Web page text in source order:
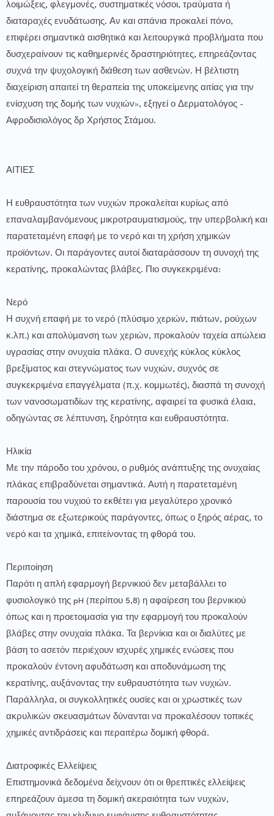
λοιμώξεις, φλεγμονές, συστηματικές νόσοι, τραύματα ή
διαταραχές ενυδάτωσης. Αν και σπάνια προκαλεί πόνο,
επιφέρει σημαντικά αισθητικά και λειτουργικά προβλήματα που
δυσχεραίνουν τις καθημερινές δραστηριότητες, επηρεάζοντας
συχνά την ψυχολογική διάθεση των ασθενών. Η βέλτιστη
διαχείριση απαιτεί τη θεραπεία της υποκείμενης αιτίας για την
ενίσχυση της δομής των νυχιών», εξηγεί ο Δερματολόγος -
Αφροδισιολόγος δρ Χρήστος Στάμου.
ΑΙΤΙΕΣ
Η ευθραυστότητα των νυχιών προκαλείται κυρίως από
επαναλαμβανόμενους μικροτραυματισμούς, την υπερβολική και
παρατεταμένη επαφή με το νερό και τη χρήση χημικών
προϊόντων. Οι παράγοντες αυτοί διαταράσσουν τη συνοχή της
κερατίνης, προκαλώντας βλάβες. Πιο συγκεκριμένα:
Νερό
Η συχνή επαφή με το νερό (πλύσιμο χεριών, πιάτων, ρούχων
κ.λπ.) και απολύμανση των χεριών, προκαλούν ταχεία απώλεια
υγρασίας στην ονυχαία πλάκα. Ο συνεχής κύκλος κύκλος
βρεξίματος και στεγνώματος των νυχιών, συχνός σε
συγκεκριμένα επαγγέλματα (π.χ. κομμωτές), διασπά τη συνοχή
των νανοσωματιδίων της κερατίνης, αφαιρεί τα φυσικά έλαια,
οδηγώντας σε λέπτυνση, ξηρότητα και ευθραυστότητα.
Ηλικία
Με την πάροδο του χρόνου, ο ρυθμός ανάπτυξης της ονυχαίας
πλάκας επιβραδύνεται σημαντικά. Αυτή η παρατεταμένη
παρουσία του νυχιού το εκθέτει για μεγαλύτερο χρονικό
διάστημα σε εξωτερικούς παράγοντες, όπως ο ξηρός αέρας, το
νερό και τα χημικά, επιτείνοντας τη φθορά του.
Περιποίηση
Παρότι η απλή εφαρμογή βερνικιού δεν μεταβάλλει το
φυσιολογικό της pH (περίπου 5,8) η αφαίρεση του βερνικιού
όπως και η προετοιμασία για την εφαρμογή του προκαλούν
βλάβες στην ονυχαία πλάκα. Τα βερνίκια και οι διαλύτες με
βάση το ασετόν περιέχουν ισχυρές χημικές ενώσεις που
προκαλούν έντονη αφυδάτωση και αποδυνάμωση της
κερατίνης, αυξάνοντας την ευθραυστότητα των νυχιών.
Παράλληλα, οι συγκολλητικές ουσίες και οι χρωστικές των
ακρυλικών σκευασμάτων δύνανται να προκαλέσουν τοπικές
χημικές αντιδράσεις και περαιτέρω δομική φθορά.
Διατροφικές Ελλείψεις
Επιστημονικά δεδομένα δείχνουν ότι οι θρεπτικές ελλείψεις
επηρεάζουν άμεσα τη δομική ακεραιότητα των νυχιών,